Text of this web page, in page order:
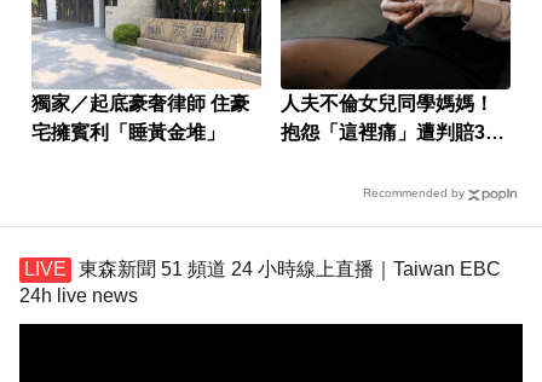
獨家／起底豪奢律師 住豪
宅擁賓利「睡黃金堆」
人夫不倫女兒同學媽媽！
抱怨「這裡痛」遭判賠30
Recommended by
東森新聞 51 頻道 24 小時線上直播｜Taiwan EBC
24h live news